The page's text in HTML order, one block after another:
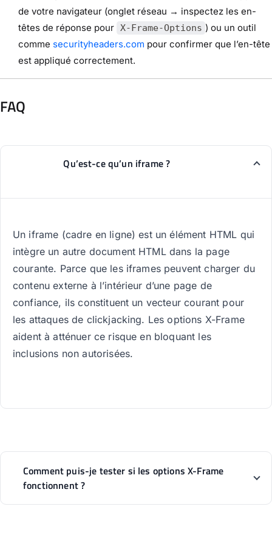
de votre navigateur (onglet réseau → inspectez les en-
têtes de réponse pour X-Frame-Options ) ou un outil
comme securityheaders.com pour confirmer que l’en-tête
est appliqué correctement.
FAQ
Qu’est-ce qu’un iframe ?
Un iframe (cadre en ligne) est un élément HTML qui
intègre un autre document HTML dans la page
courante. Parce que les iframes peuvent charger du
contenu externe à l’intérieur d’une page de
confiance, ils constituent un vecteur courant pour
les attaques de clickjacking. Les options X-Frame
aident à atténuer ce risque en bloquant les
inclusions non autorisées.
Comment puis-je tester si les options X-Frame
fonctionnent ?